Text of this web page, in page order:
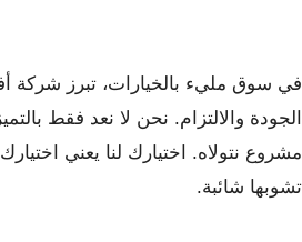
في سوق مليء بالخيارات، تبرز شركة
الجودة والالتزام. نحن لا نعد فقط
مشروع نتولاه. اختيارك لنا يعني اختيارك
تشوبها شائبة.